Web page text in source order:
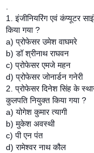
1. इंजीनियरिंग एवं कंप्यूटर
किया गया ?
a) प्रोफेसर उमेश वाघमरे
b) डॉ श्रीनाथ राघवन
c) प्रोफेसर एमजे महन
d) प्रोफेसर जोनार्डन गनेरी
2. प्रोफेसर दिनेश सिंह के
कुलपति नियुक्त किया गया ?
a) योगेश कुमार त्यागी
b) मुकेश अवस्थी
c) पी एन पंत
d) रामेश्वर नाथ कौल